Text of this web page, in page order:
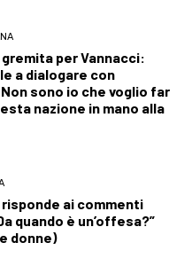
per Vannacci:
a dialogare con
sono io che voglio far
nazione in mano alla
ai commenti
quando è un’offesa?”
donne)